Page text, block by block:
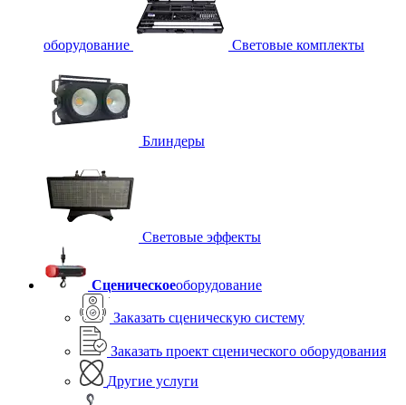
оборудование Световые комплекты
Блиндеры
Световые эффекты
Сценическоеоборудование
Заказать сценическую систему
Заказать проект сценического оборудования
Другие услуги